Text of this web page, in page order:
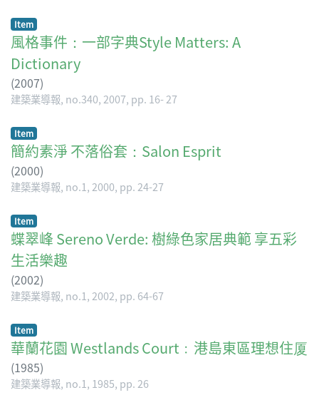
Item
風格事件：一部字典Style Matters: A
Dictionary
(2007)
建築業導報, no.340, 2007, pp. 16- 27
Item
簡約素淨 不落俗套：Salon Esprit
(2000)
建築業導報, no.1, 2000, pp. 24-27
Item
蝶翠峰 Sereno Verde: 樹綠色家居典範 享五彩
生活樂趣
(2002)
建築業導報, no.1, 2002, pp. 64-67
Item
華蘭花園 Westlands Court﹕港島東區理想住厦
(1985)
建築業導報, no.1, 1985, pp. 26